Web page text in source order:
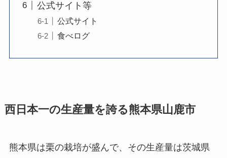
公式サイト等
公式サイト
食べログ
西日本一の生産量を誇る熊本県山鹿市
熊本県は栗の栽培が盛んで、その生産量は茨城県